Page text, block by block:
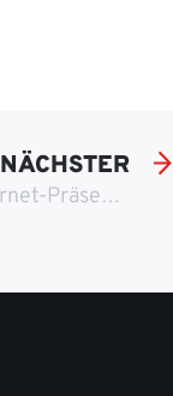
NÄCHSTER
Neue Internet-Präsenz für Handwerksbetriebe